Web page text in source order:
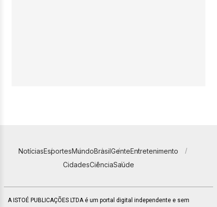
NotíciasEsportesMundoBrasilGenteEntretenimento
CidadesCiênciaSaúde
A ISTOÉ PUBLICAÇÕES LTDA é um portal digital independente e sem